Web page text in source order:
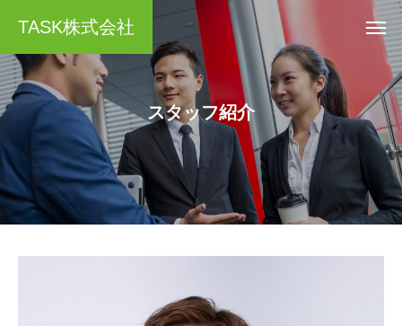
TASK株式会社
スタッフ紹介